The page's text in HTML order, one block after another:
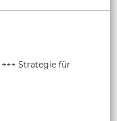
Strategie für